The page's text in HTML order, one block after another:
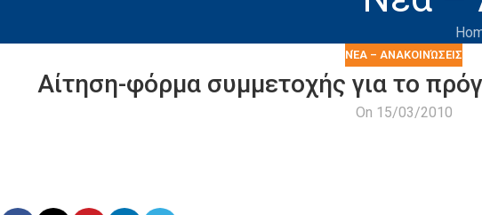
ΝΈΑ – ΑΝΑΚΟΙΝΏΣΕΙΣ
Αίτηση-φόρμα συμμετοχής για το
On 15/03/2010